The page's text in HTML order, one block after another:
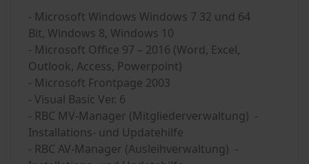
- Microsoft Windows Windows 7 32 und 64
Bit, Windows 8, Windows 10
- Microsoft Office 97 – 2016 (Word, Excel,
Outlook, Access, Powerpoint)
- Microsoft Frontpage 2003
- Visual Basic Ver. 6
- RBC MV-Manager (Mitgliederverwaltung) -
Installations- und Updatehilfe
- RBC AV-Manager (Ausleihverwaltung) -